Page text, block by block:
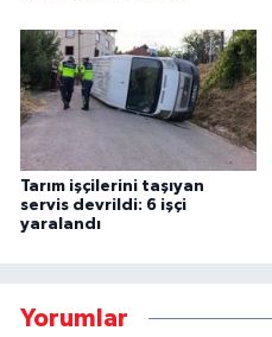
Tarım işçilerini taşıyan
servis devrildi: 6 işçi
yaralandı
Yorumlar